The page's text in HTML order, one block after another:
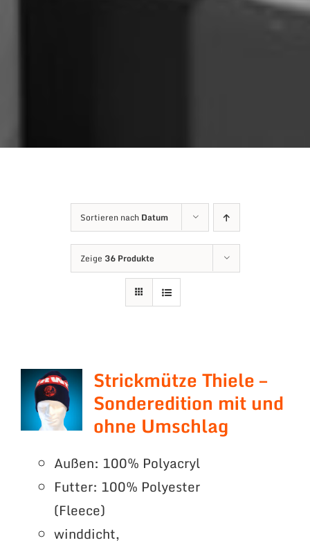
Sortieren nach Datum
Zeige 36 Produkte
Strickmütze Thiele –
Sonderedition mit und
ohne Umschlag
Außen: 100% Polyacryl
Futter: 100% Polyester
(Fleece)
winddicht,